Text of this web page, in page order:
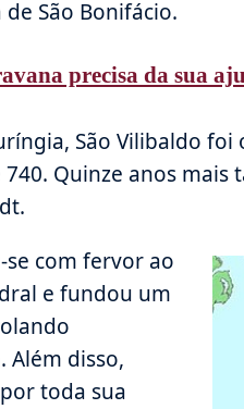
São Bonifácio.
precisa da sua
São Vilibaldo
Quinze anos mais
com fervor ao
e fundou um
Além disso,
toda sua